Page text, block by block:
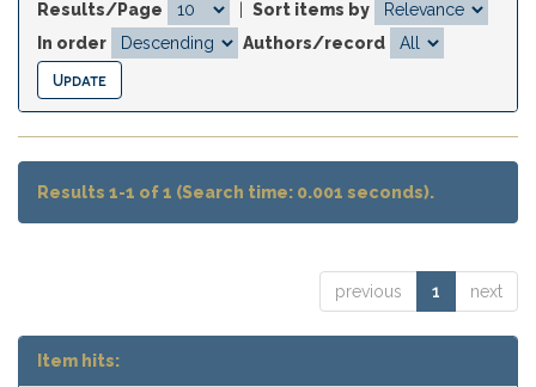
Results/Page
Sort items by
In order
Authors/record
Results 1-1 of 1 (Search time: 0.001 seconds).
previous 1 next
Item hits: